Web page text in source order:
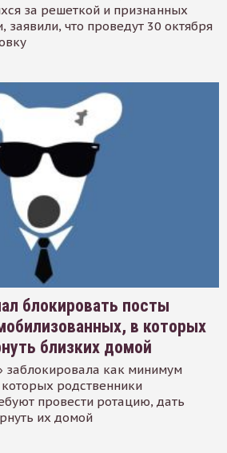
за решеткой и признанных
что проведут 30 октября
блокировать посты
в которых
близких домой
заблокировала как минимум
родственники
провести ротацию, дать
их домой